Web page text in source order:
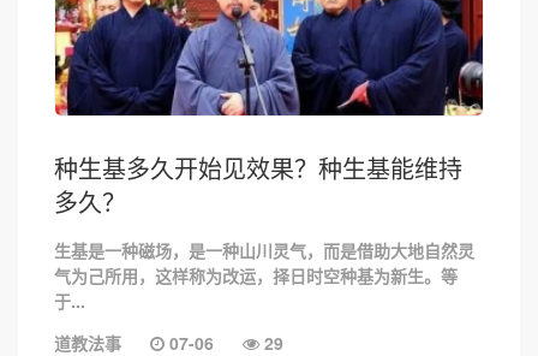
种生基多久开始见效果？种生基能维持
多久？
生基是一种磁场，是一种山川灵气，而是借助大地自然灵
气为己所用，这样称为改运，择日时空种基为新生。等
于...
道教法事
07-06 29